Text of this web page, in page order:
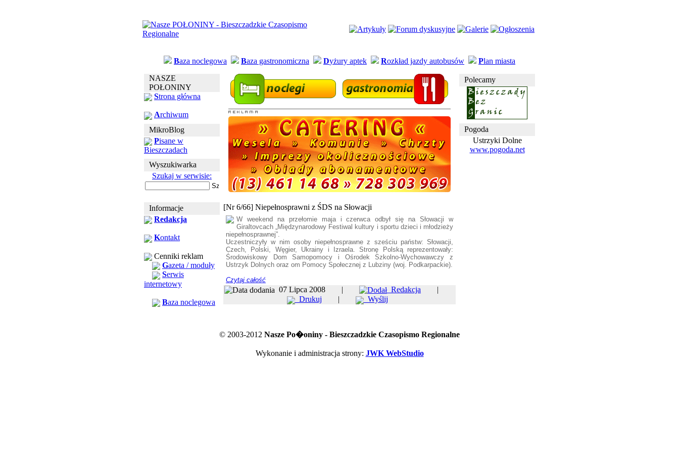
Baza noclegowa Baza gastronomiczna Dyżury aptek Rozkład jazdy autobusów Plan miasta
NASZE
POŁONINY
Strona główna
Archiwum
MikroBlog
Pisane w
Bieszczadach
Wyszukiwarka
Szukaj w serwisie:
Informacje
Redakcja
Kontakt
Cenniki reklam
Gazeta / moduły
Serwis
internetowy
Baza noclegowa
[Nr 6/66] Niepełnosprawni z ŚDS na Słowacji
W weekend na przełomie maja i czerwca odbył się na Słowacji w
Giraltovcach „Międzynarodowy Festiwal kultury i sportu dzieci i młodzieży
niepełnosprawnej”.
Uczestniczyły w nim osoby niepełnosprawne z sześciu państw: Słowacji,
Czech, Polski, Węgier, Ukrainy i Izraela. Stronę Polską reprezentowały:
Środowiskowy Dom Samopomocy i Ośrodek Szkolno-Wychowawczy z
Ustrzyk Dolnych oraz om Pomocy Społecznej z Lubziny (woj. Podkarpackie).
Czytaj całość
07 Lipca 2008 | Redakcja |
Drukuj | Wyślij
Polecamy
Pogoda
Ustrzyki Dolne
www.pogoda.net
© 2003-2012 Nasze Po�oniny - Bieszczadzkie Czasopismo Regionalne
Wykonanie i administracja strony: JWK WebStudio